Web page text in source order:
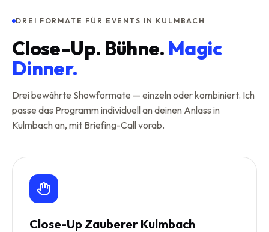
DREI FORMATE FÜR EVENTS IN KULMBACH
Close-Up. Bühne. Magic
Dinner.
Drei bewährte Showformate — einzeln oder kombiniert. Ich
passe das Programm individuell an deinen Anlass in
Kulmbach an, mit Briefing-Call vorab.
Close-Up Zauberer Kulmbach